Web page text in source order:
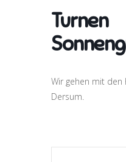
Turnen
Wir gehen mit den
Dersum.